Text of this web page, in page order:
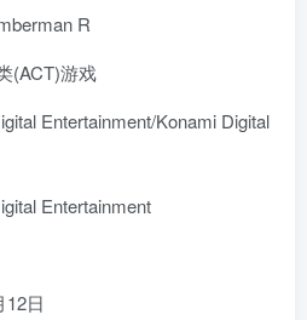
R
(ACT)游戏
Entertainment/Konami Digital
Entertainment
12日